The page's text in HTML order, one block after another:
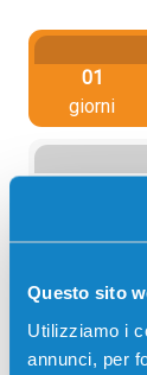
Questo sito
Utilizziamo i
annunci, per
01
giorni